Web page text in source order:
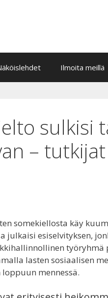
Ilmoita meillä
sulkisi
–
somekiellosta käy
julkaisi esiselvityksen,
työryhmä
lasten sosiaalisen
mennessä.